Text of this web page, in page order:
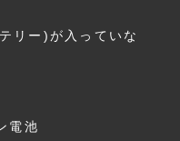
リー)が入っていな
電池